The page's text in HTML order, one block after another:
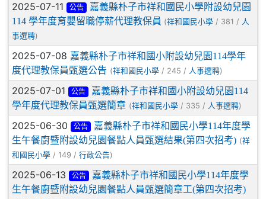
2025-07-11 公告
嘉義縣朴子市祥和國民小學附設幼兒園
114 學年度育嬰留職停薪代理教保員 (祥和國民小學 / 381 / 人
事選聘)
2025-07-08 嘉義縣朴子市祥和國小附設幼兒園114學年
度代理教保員甄選公告 (祥和國民小學 / 245 / 人事選聘)
2025-07-01 公告
嘉義縣朴子市祥和國小附設幼兒園114
學年度代理教保員甄選簡章 (祥和國民小學 / 335 / 人事選聘)
2025-06-30 公告
嘉義縣朴子市祥和國民小學114年度學
生午餐廚暨附設幼兒園餐點人員甄選結果(第四次招考) (祥
和國民小學 / 149 / 行政公告)
2025-06-13 公告
嘉義縣朴子市祥和國民小學114年度學
生午餐廚暨附設幼兒園餐點人員甄選簡章工(第四次招考)